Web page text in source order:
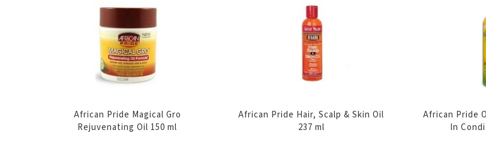
African Pride Magical Gro
Rejuvenating Oil 150 ml
African Pride Hair, Scalp & Skin Oil
237 ml
African Pride
In